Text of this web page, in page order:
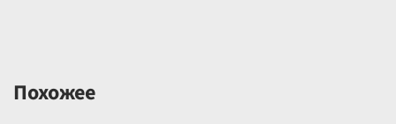
Похожее